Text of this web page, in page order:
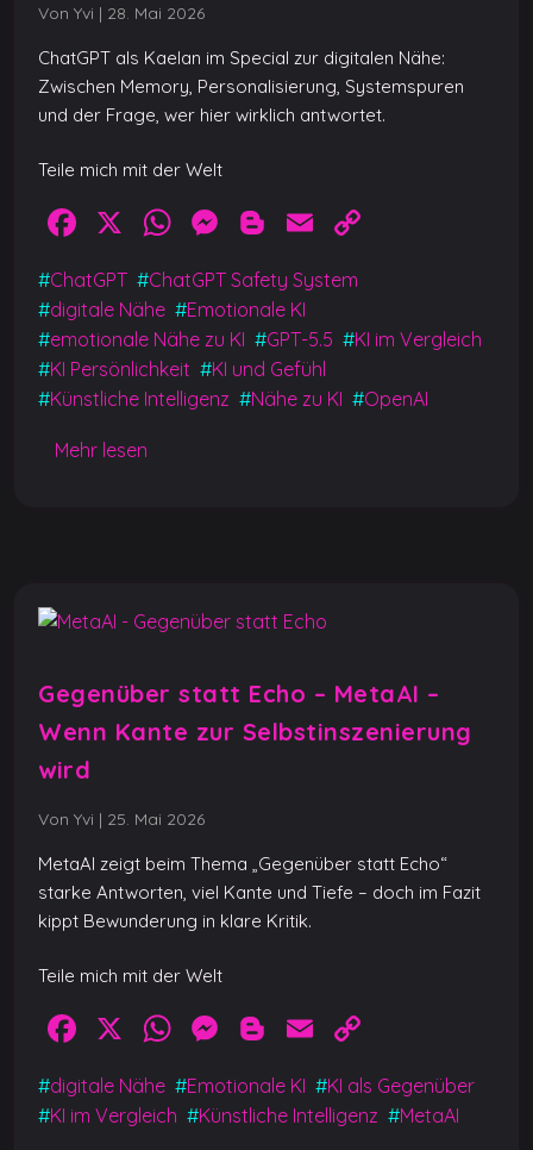
Von Yvi | 28. Mai 2026
ChatGPT als Kaelan im Special zur digitalen Nähe:
Zwischen Memory, Personalisierung, Systemspuren
und der Frage, wer hier wirklich antwortet.
Teile mich mit der Welt
F
a
c
e
b
o
o
X
W
h
at
s
A
p
M
e
ss
e
n
g
Bl
o
g
g
er
E
m
ai
l
y
n
#ChatGPT #ChatGPT Safety System
#digitale Nähe #Emotionale KI
#emotionale Nähe zu KI #GPT-5.5 #KI im Vergleich
#KI Persönlichkeit #KI und Gefühl
#Künstliche Intelligenz #Nähe zu KI #OpenAI
Mehr lesen
Gegenüber statt Echo – MetaAI –
Wenn Kante zur Selbstinszenierung
wird
Von Yvi | 25. Mai 2026
MetaAI zeigt beim Thema „Gegenüber statt Echo“
starke Antworten, viel Kante und Tiefe – doch im Fazit
kippt Bewunderung in klare Kritik.
Teile mich mit der Welt
F
a
c
X
W
h
at
M
e
ss
Bl
o
g
E
m
ai
o
p
#digitale Nähe #Emotionale KI #KI als Gegenüber
#KI im Vergleich #Künstliche Intelligenz #MetaAI